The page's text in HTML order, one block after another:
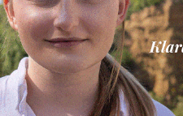
Articolo precedente
Per la prima del Montevarchi al “Brilli
Peri” c’è il Grassina